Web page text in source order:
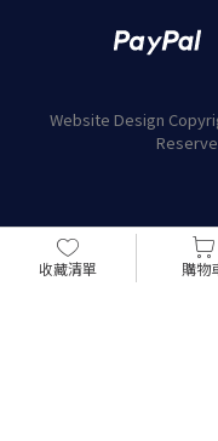
Website Design
收藏清單 購物